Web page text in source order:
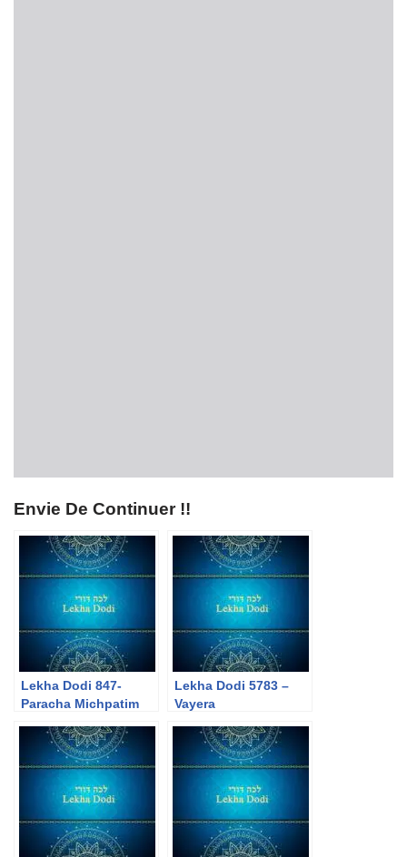
Envie De Continuer !!
Lekha Dodi 847-
Paracha Michpatim
Lekha Dodi 5783 –
Vayera